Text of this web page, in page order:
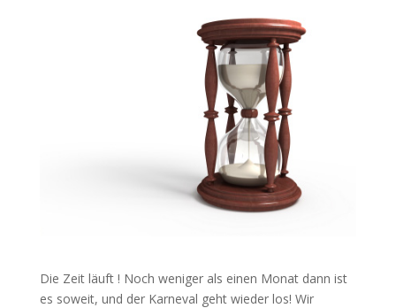
Die Zeit läuft ! Noch weniger als einen Monat dann ist
es soweit, und der Karneval geht wieder los! Wir